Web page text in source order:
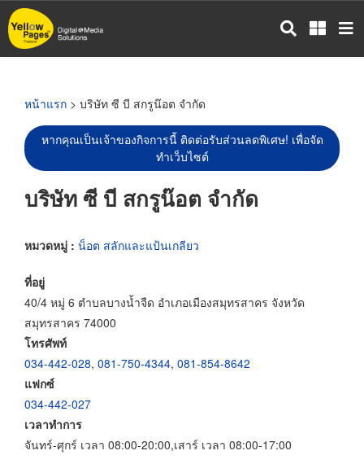
ข้าม
ไป
หน้าแรก > บริษัท ซี บี สกรูน๊อต จำกัด
หากคุณเป็นเจ้าของกิจการนี้ ติดต่อรับส่วนลดพิเศษ! เพื่อจัด
ทำเว็บไซต์
บริษัท ซี บี สกรูน๊อต จำกัด
หมวดหมู่ : น็อต สลักและแป้นเกลียว
ที่อยู่
40/4 หมู่ 6 ตำบลบางน้ำจืด อำเภอเมืองสมุทรสาคร จังหวัด
สมุทรสาคร 74000
โทรศัพท์
034-442-028, 081-750-4344, 081-854-8642
แฟกซ์
034-442-027
เวลาทำการ
จันทร์-ศุกร์ เวลา 08:00-20:00,เสาร์ เวลา 08:00-17:00